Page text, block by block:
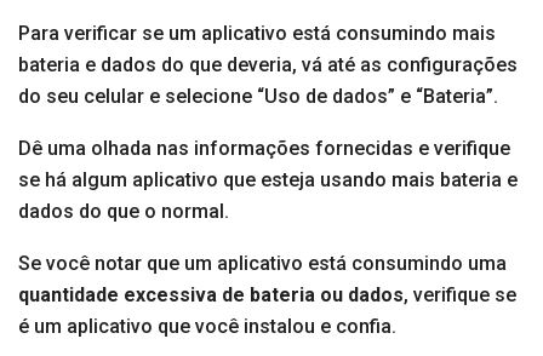
Para verificar se um aplicativo está consumindo mais
bateria e dados do que deveria, vá até as configurações
do seu celular e selecione “Uso de dados” e “Bateria”.
Dê uma olhada nas informações fornecidas e verifique
se há algum aplicativo que esteja usando mais bateria e
dados do que o normal.
Se você notar que um aplicativo está consumindo uma
quantidade excessiva de bateria ou dados, verifique se
é um aplicativo que você instalou e confia.